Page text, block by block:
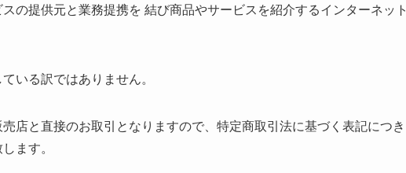
の提供元と業務提携を 結び商品やサービスを紹介するインターネット
いる訳ではありません。
店と直接のお取引となりますので、特定商取引法に基づく表記につき
ます。